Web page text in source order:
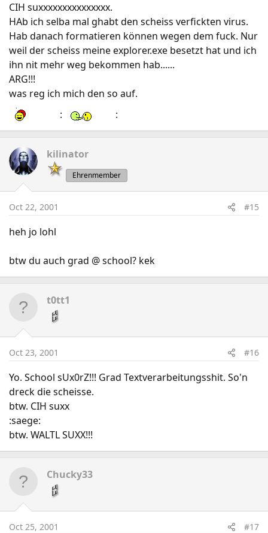
CIH suxxxxxxxxxxxxxxx.
HAb ich selba mal ghabt den scheiss verfickten virus.
Hab danach formatieren können wegen dem fuck. Nur
weil der scheiss meine explorer.exe besetzt hat und ich
ihn nit mehr weg bekommen hab......
ARG!!!
was reg ich mich den so auf.
:
:
kilinator
Ehrenmember
Oct 22, 2001 #15
heh jo lohl
btw du auch grad @ school? kek
t0tt1
Oct 23, 2001 #16
Yo. School sUx0rZ!!! Grad Textverarbeitungsshit. So'n
dreck die scheisse.
btw. CIH suxx
:saege:
btw. WALTL SUXX!!!
Chucky33
Oct 25, 2001 #17